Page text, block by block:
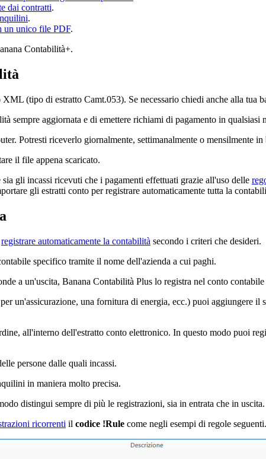
dai contratti.
.
un unico file PDF.
Contabilità+.
(tipo di estratto Camt.053). Se necessario chiedi anche alla tua
sempre aggiornata e di emettere richiami di pagamento in qualsiasi
Potresti riceverlo giornalmente, settimanalmente o mensilmente in
il file appena scaricato.
gli incassi ricevuti che i pagamenti effettuati grazie all'uso delle
gli estratti conto per registrare automaticamente tutta la
registrare automaticamente la contabilità secondo i criteri che desideri.
specifico tramite il nome dell'azienda a cui paghi.
a un'uscita, Banana Contabilità Plus lo registra nel conto contabile
un'assicurazione, una fornitura di energia, ecc.) puoi aggiungere
all'interno dell'estratto conto elettronico. In questo modo puoi
persone dalle quali incassi.
in maniera molto precisa.
distingui sempre di più le registrazioni, sia in entrata che in uscita.
ricorrenti il codice !Rule come negli esempi di regole seguenti.